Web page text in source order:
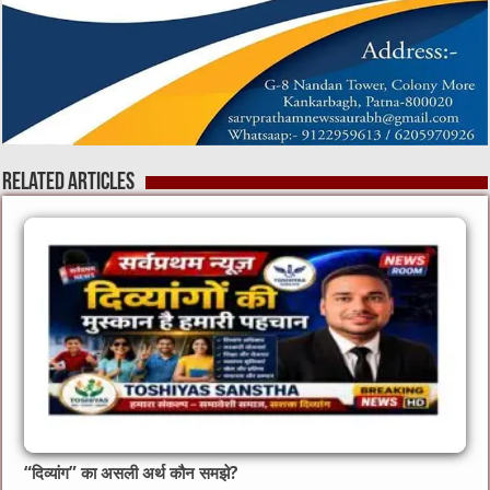
Related Articles
“दिव्यांग” का असली अर्थ कौन समझे?